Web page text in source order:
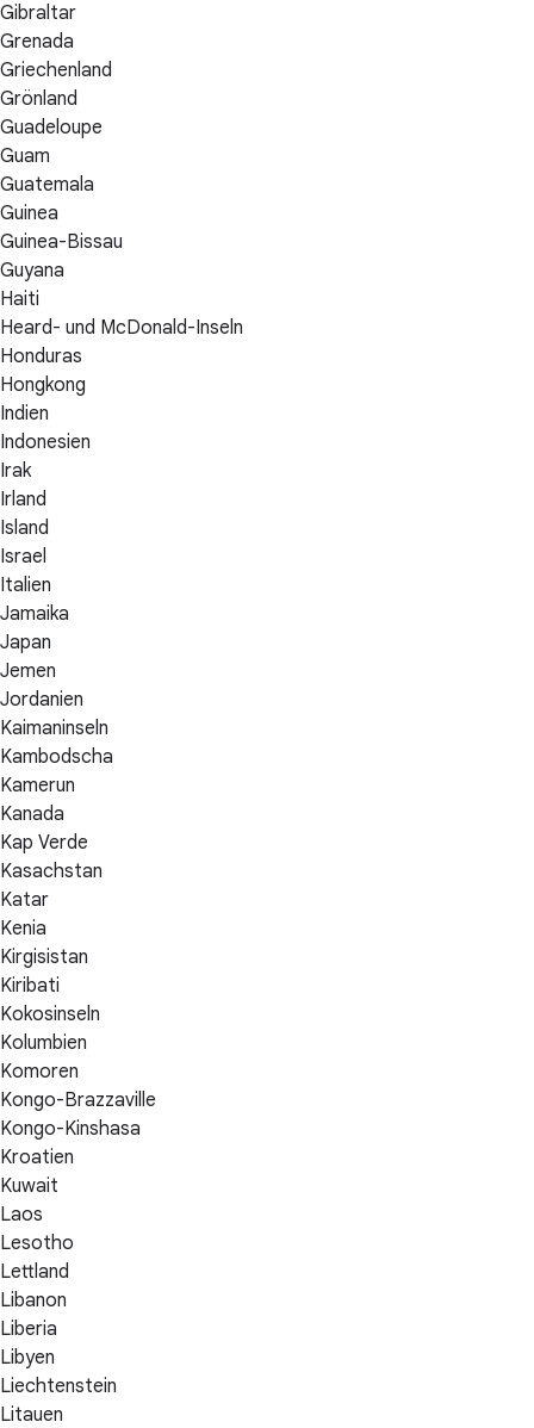
Gibraltar
Grenada
Griechenland
Grönland
Guadeloupe
Guam
Guatemala
Guinea
Guinea-Bissau
Guyana
Haiti
Heard- und McDonald-Inseln
Honduras
Hongkong
Indien
Indonesien
Irak
Irland
Island
Israel
Italien
Jamaika
Japan
Jemen
Jordanien
Kaimaninseln
Kambodscha
Kamerun
Kanada
Kap Verde
Kasachstan
Katar
Kenia
Kirgisistan
Kiribati
Kokosinseln
Kolumbien
Komoren
Kongo-Brazzaville
Kongo-Kinshasa
Kroatien
Kuwait
Laos
Lesotho
Lettland
Libanon
Liberia
Libyen
Liechtenstein
Litauen